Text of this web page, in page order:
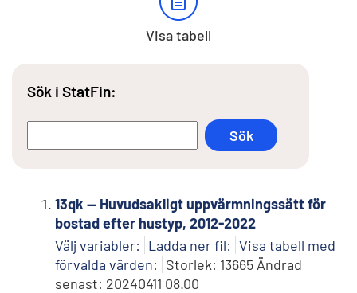
Visa tabell
Sök i StatFin:
13qk -- Huvudsakligt uppvärmningssätt för
bostad efter hustyp, 2012-2022
Välj variabler: Ladda ner fil: Visa tabell med
förvalda värden: Storlek: 13665 Ändrad
senast: 20240411 08.00